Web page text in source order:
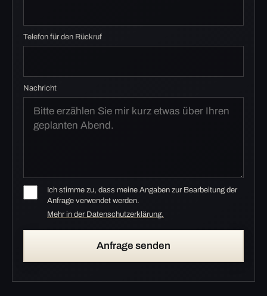
Telefon für den Rückruf
Nachricht
Ich stimme zu, dass meine Angaben zur Bearbeitung der
Anfrage verwendet werden.
Mehr in der Datenschutzerklärung.
Anfrage senden